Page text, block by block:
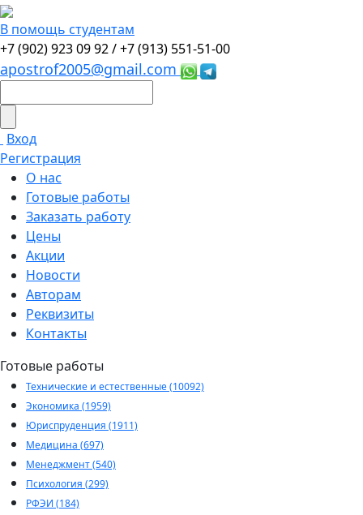
В помощь студентам
+7 (902) 923 09 92 /+7 (913) 551-51-00
apostrof2005@gmail.com
Вход
Регистрация
О нас
Готовые работы
Заказать работу
Цены
Акции
Новости
Авторам
Реквизиты
Контакты
Готовые работы
Технические и естественные (10092)
Экономика (1959)
Юриспруденция (1911)
Медицина (697)
Менеджмент (540)
Психология (299)
РФЭИ (184)